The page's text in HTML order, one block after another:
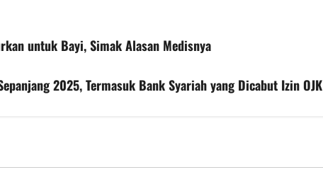
untuk Bayi, Simak Alasan Medisnya
2025, Termasuk Bank Syariah yang Dicabut Izin OJK